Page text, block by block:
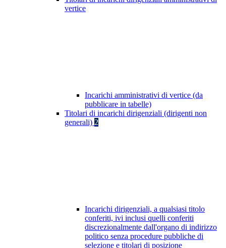
vertice
Incarichi amministrativi di vertice (da
pubblicare in tabelle)
Titolari di incarichi dirigenziali (dirigenti non
generali) 2
Incarichi dirigenziali, a qualsiasi titolo
conferiti, ivi inclusi quelli conferiti
discrezionalmente dall'organo di indirizzo
politico senza procedure pubbliche di
selezione e titolari di posizione